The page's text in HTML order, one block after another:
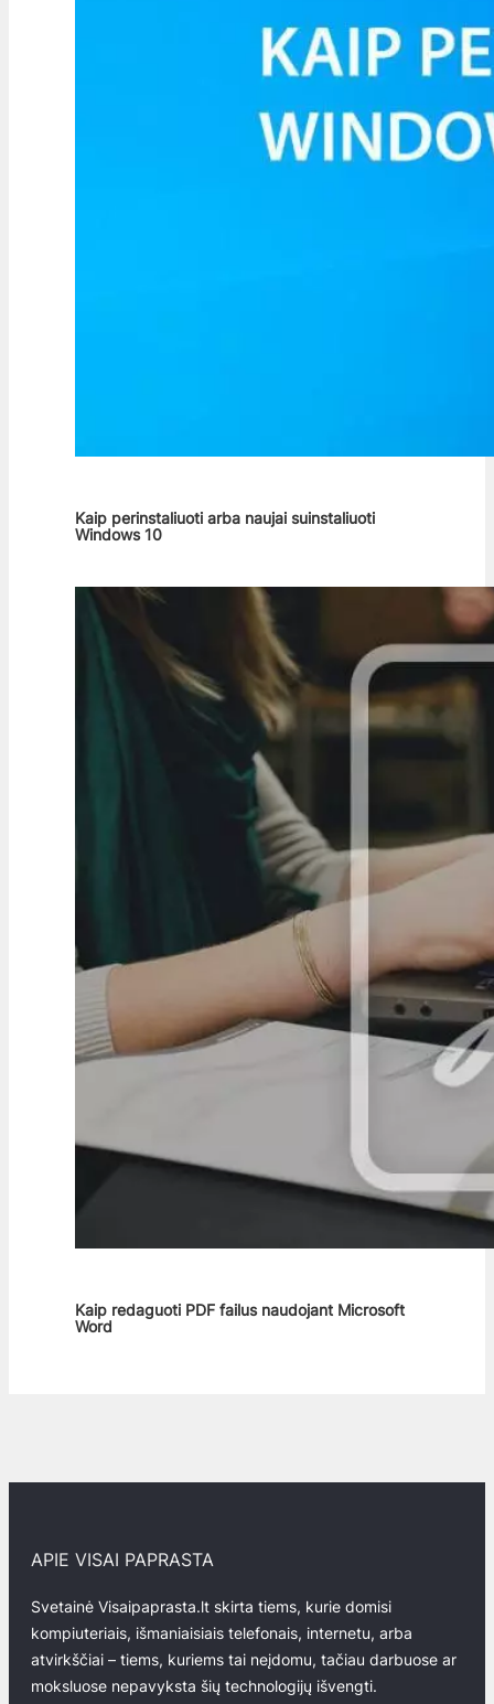
Kaip perinstaliuoti arba naujai suinstaliuoti
Windows 10
Kaip redaguoti PDF failus naudojant Microsoft
Word
APIE VISAI PAPRASTA
Svetainė Visaipaprasta.lt skirta tiems, kurie domisi
kompiuteriais, išmaniaisiais telefonais, internetu, arba
atvirkščiai – tiems, kuriems tai neįdomu, tačiau darbuose ar
moksluose nepavyksta šių technologijų išvengti.